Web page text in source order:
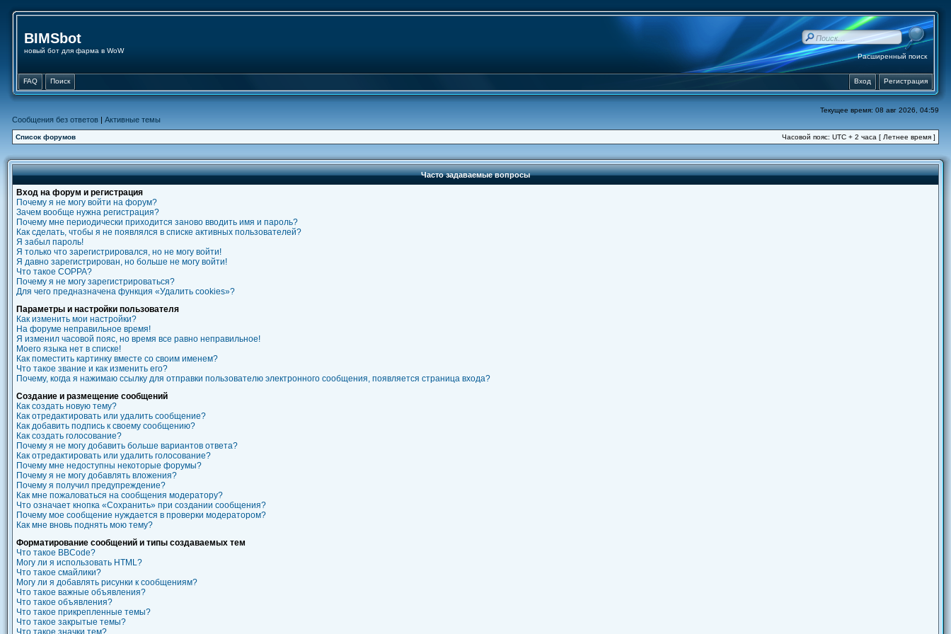
BIMSbot
новый бот для фарма в WoW
Расширенный поиск
FAQ Поиск Регистрация
Вход
Текущее время: 08 авг 2026, 04:59
Сообщения без ответов | Активные темы
Список форумов Часовой пояс: UTC + 2 часа [ Летнее время ]
Часто задаваемые вопросы
Вход на форум и регистрация
Почему я не могу войти на форум?
Зачем вообще нужна регистрация?
Почему мне периодически приходится заново вводить имя и пароль?
Как сделать, чтобы я не появлялся в списке активных пользователей?
Я забыл пароль!
Я только что зарегистрировался, но не могу войти!
Я давно зарегистрирован, но больше не могу войти!
Что такое COPPA?
Почему я не могу зарегистрироваться?
Для чего предназначена функция «Удалить cookies»?
Параметры и настройки пользователя
Как изменить мои настройки?
На форуме неправильное время!
Я изменил часовой пояс, но время все равно неправильное!
Моего языка нет в списке!
Как поместить картинку вместе со своим именем?
Что такое звание и как изменить его?
Почему, когда я нажимаю ссылку для отправки пользователю электронного сообщения, появляется страница входа?
Создание и размещение сообщений
Как создать новую тему?
Как отредактировать или удалить сообщение?
Как добавить подпись к своему сообщению?
Как создать голосование?
Почему я не могу добавить больше вариантов ответа?
Как отредактировать или удалить голосование?
Почему мне недоступны некоторые форумы?
Почему я не могу добавлять вложения?
Почему я получил предупреждение?
Как мне пожаловаться на сообщения модератору?
Что означает кнопка «Сохранить» при создании сообщения?
Почему мое сообщение нуждается в проверки модератором?
Как мне вновь поднять мою тему?
Форматирование сообщений и типы создаваемых тем
Что такое BBCode?
Могу ли я использовать HTML?
Что такое смайлики?
Могу ли я добавлять рисунки к сообщениям?
Что такое важные объявления?
Что такое объявления?
Что такое прикрепленные темы?
Что такое закрытые темы?
Что такое значки тем?